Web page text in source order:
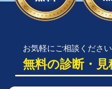
お気軽にご相談ください
無料の診断・見